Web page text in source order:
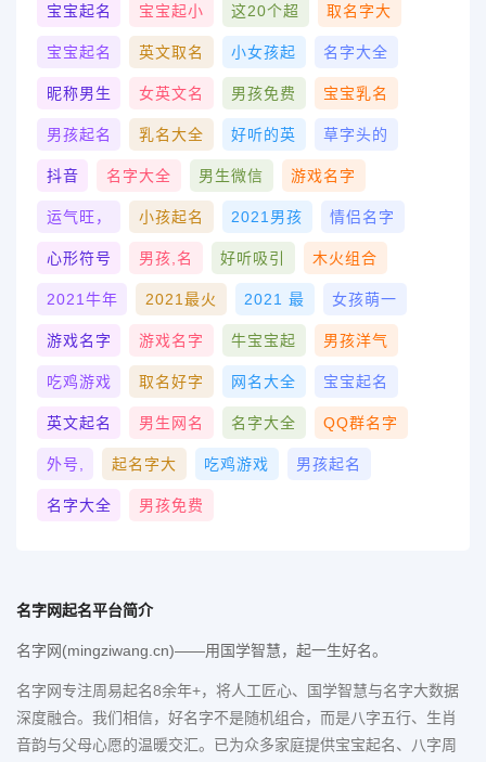
宝宝起名 宝宝起小 这20个超 取名字大
宝宝起名 英文取名 小女孩起 名字大全
昵称男生 女英文名 男孩免费 宝宝乳名
男孩起名 乳名大全 好听的英 草字头的
抖音 名字大全 男生微信 游戏名字
运气旺， 小孩起名 2021男孩 情侣名字
心形符号 男孩,名 好听吸引 木火组合
2021牛年 2021最火 2021 最 女孩萌一
游戏名字 游戏名字 牛宝宝起 男孩洋气
吃鸡游戏 取名好字 网名大全 宝宝起名
英文起名 男生网名 名字大全 QQ群名字
外号, 起名字大 吃鸡游戏 男孩起名
名字大全 男孩免费
名字网起名平台简介
名字网(mingziwang.cn)——用国学智慧，起一生好名。
名字网专注周易起名8余年+，将人工匠心、国学智慧与名字大数据
深度融合。我们相信，好名字不是随机组合，而是八字五行、生肖
音韵与父母心愿的温暖交汇。已为众多家庭提供宝宝起名、八字周